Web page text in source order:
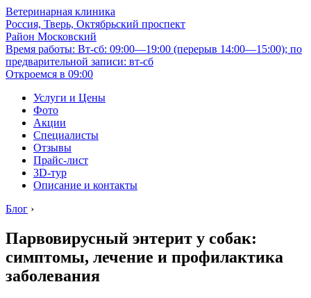
Ветеринарная клиника
Россия, Тверь, Октябрьский проспект
Район Московский
Время работы: Вт-сб: 09:00—19:00 (перерыв 14:00—15:00); по
предварительной записи: вт-сб
Откроемся в 09:00
Услуги и Цены
Фото
Акции
Специалисты
Отзывы
Прайс-лист
3D-тур
Описание и контакты
Блог ›
Парвовирусный энтерит у собак:
симптомы, лечение и профилактика
заболевания